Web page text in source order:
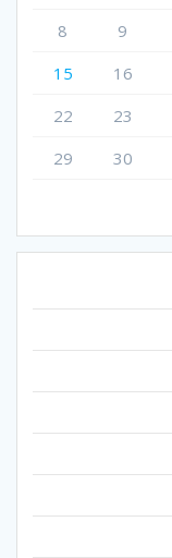
8
9
15
16
22
23
29
30